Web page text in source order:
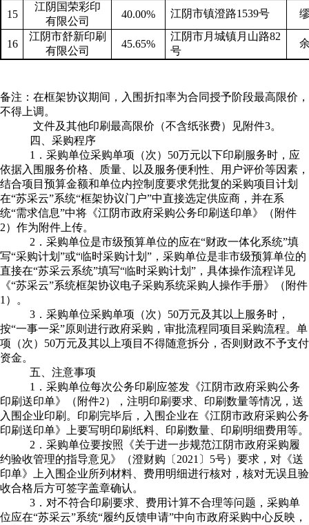
15
江阴国荣彩印
有限公司
40.00% 江阴市镇澄路1539号
16
江阴市舒新印刷
有限公司
45.65%
江阴市月城镇月山路82
号
备注：在框架协议期间，入围折扣率为合同授予阶段最高限价，
不得上调。
文件及其他印刷最高限价（不含纸张费）见附件3。
四、采购程序
1 ．采购单位采购单项（次） 50万元以下印刷 服务时，应
依据入围服务价格、质量、以及服务便利性、用户评价等因素，
结合项目预算金额和单位内控制度要求凭批复的采购项目计划
在“苏采云”系统“框架协议门户”中直接选定供应商，并在系
统“需求信息”中将《江阴市政府采购公务印刷送印单》（附件
2）作为附件上传。
2 ．采购单位是市级预算单位的应在“财政一体化系统”填
写“采购计划”或“临时采购计划”，采购单位是非市级预算单位的
直接在“苏采云系统”填写“临时采购计划”，具体操作流程详见
《“苏采云”系统框架协议电子采购系统采购人操作手册》（附件
1 ）。
3．采购单位采购单项（次） 50万元及其以上服务时，
按“一事一采”原则进行政府采购，审批流程同项目采购流程。单
项（次） 50万元及其以上项目不得随意拆分，否则财政不予支付
资金。
五、注意事项
1 ．采购单位每次公务印刷应签发《江阴市政府采购公务
印刷送印单》（附件2），注明印刷要求、印刷数量等情况，送
入围企业印刷。印刷完毕后，入围企业在《江阴市政府采购公务
印刷送印单》上要写明印刷纸料、印刷数量、印刷明细费用等。
2 ．采购单位要按照《关于进一步规范江阴市政府采购履
约验收管理的指导意见》（澄财购〔 2021 〕 5号）要求，对《送
印单》上入围企业所列材料、费用明细进行核对，核对无误且验
收合格后方可签字盖章确认。
3． 对不符合印刷要求、费用计算不合理等问题，采购单
位应在“苏采云”系统“履约反馈申请”中向市政府采购中心反映，